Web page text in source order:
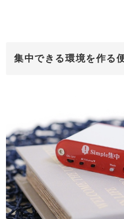
集中できる環境を作る